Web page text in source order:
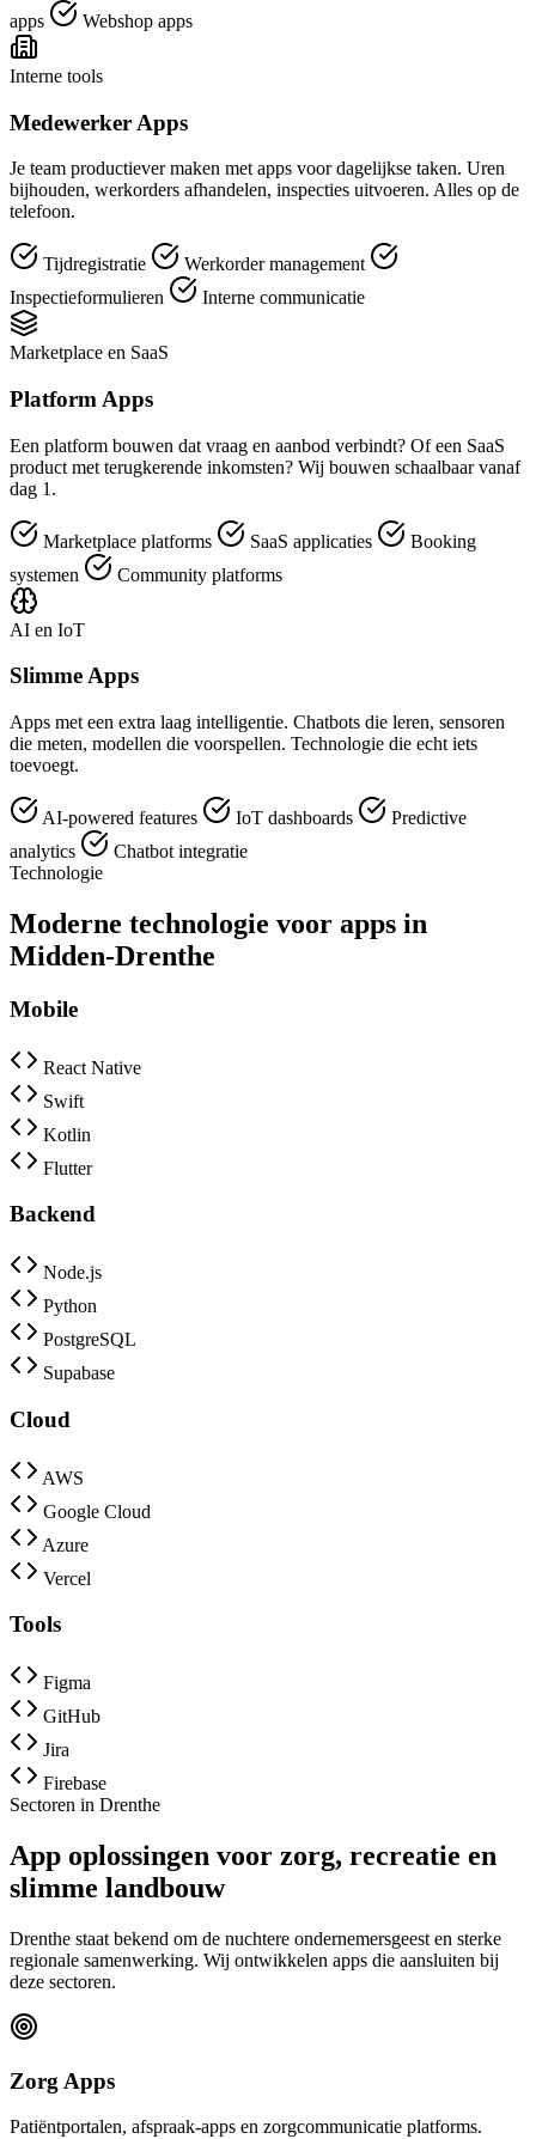
apps Webshop apps
Interne tools
Medewerker Apps
Je team productiever maken met apps voor dagelijkse taken. Uren
bijhouden, werkorders afhandelen, inspecties uitvoeren. Alles op de
telefoon.
Tijdregistratie
Werkorder management
Inspectieformulieren
Interne communicatie
Marketplace en SaaS
Platform Apps
Een platform bouwen dat vraag en aanbod verbindt? Of een SaaS
product met terugkerende inkomsten? Wij bouwen schaalbaar vanaf
dag 1.
Marketplace platforms SaaS applicaties
Booking
systemen
Community platforms
AI en IoT
Slimme Apps
Apps met een extra laag intelligentie. Chatbots die leren, sensoren
die meten, modellen die voorspellen. Technologie die echt iets
toevoegt.
AI-powered features IoT dashboards
Predictive
analytics
Chatbot integratie
Technologie
Moderne technologie voor apps in
Midden-Drenthe
Mobile
React Native
Swift
Kotlin
Flutter
Backend
Node.js
Python
PostgreSQL
Supabase
Cloud
AWS
Google Cloud
Azure
Vercel
Tools
Figma
GitHub
Jira
Firebase
Sectoren in Drenthe
App oplossingen voor zorg, recreatie en
slimme landbouw
Drenthe staat bekend om de nuchtere ondernemersgeest en sterke
regionale samenwerking. Wij ontwikkelen apps die aansluiten bij
deze sectoren.
Zorg Apps
Patiëntportalen, afspraak-apps en zorgcommunicatie platforms.